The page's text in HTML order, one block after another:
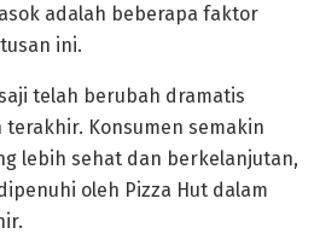
adalah beberapa faktor
ini.
telah berubah dramatis
Konsumen semakin
lebih sehat dan berkelanjutan,
oleh Pizza Hut dalam